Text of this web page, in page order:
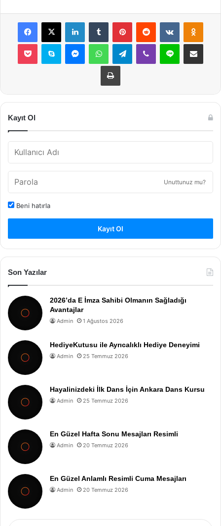
Facebook
X LinkedInTumblr PinterestReddit VKontakte
Pocket Skype MessengerWhatsAppTelegramViber Line E-Posta ile
Yazdır
Kayıt Ol
Unuttunuz mu?
Beni hatırla
Kayıt Ol
Son Yazılar
2026’da E İmza Sahibi Olmanın Sağladığı
Avantajlar
Admin 1 Ağustos 2026
HediyeKutusu ile Ayrıcalıklı Hediye Deneyimi
Admin 25 Temmuz 2026
Hayalinizdeki İlk Dans İçin Ankara Dans Kursu
Admin 25 Temmuz 2026
En Güzel Hafta Sonu Mesajları Resimli
Admin 20 Temmuz 2026
En Güzel Anlamlı Resimli Cuma Mesajları
Admin 20 Temmuz 2026